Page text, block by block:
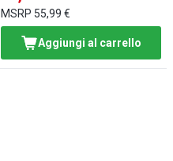
MSRP 55,99 €
Aggiungi al carrello